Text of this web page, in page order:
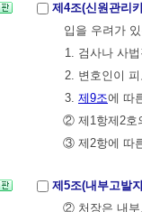
제4조(신원관리
입을 우려가
1. 검사나 사
2. 변호인이
3. 제9조에 따
② 제1항제2호
③ 제2항에 따
제5조(내부고발
② 처장은 내부